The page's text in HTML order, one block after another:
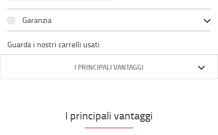
Garanzia
Guarda i nostri carrelli usati
I PRINCIPALI VANTAGGI
I principali vantaggi